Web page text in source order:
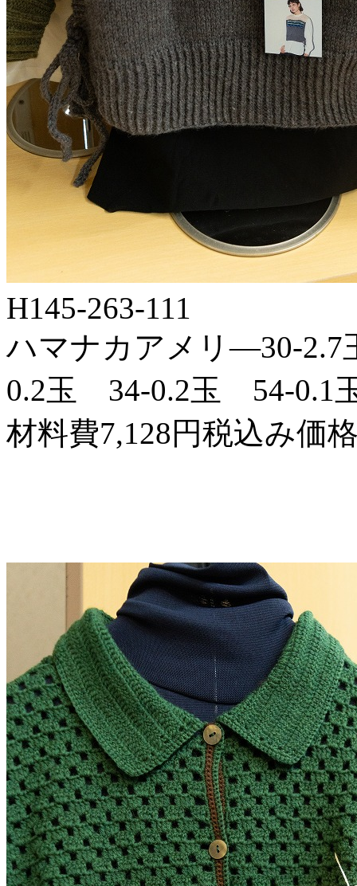
H145-263-111
ハマナカアメリ―30-
0.2玉 34-0.2玉 54-0.1
材料費7,128円税込み価